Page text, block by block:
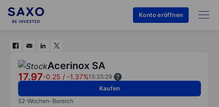
Konto eröffnen
Acerinox SA
17.97-0.25 / -1.37%15:35:29
Kaufen
52-Wochen-Bereich